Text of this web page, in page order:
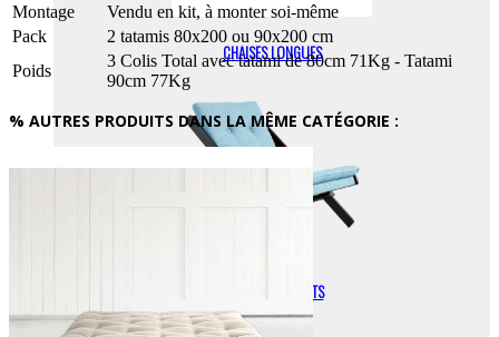
CHAISES LONGUES
FAUTEUILS ENFANTS
Montage
Vendu en kit, à monter soi-même
Pack
2 tatamis 80x200 ou 90x200 cm
Poids
3 Colis Total avec tatami de 80cm 71Kg - Tatami
90cm 77Kg
% AUTRES PRODUITS DANS LA MÊME CATÉGORIE :